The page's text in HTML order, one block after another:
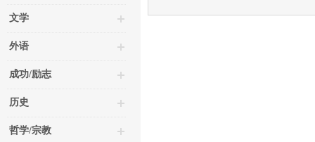
文学
外语
成功/励志
历史
哲学/宗教